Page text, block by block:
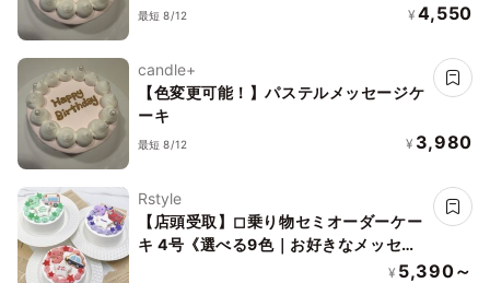
最短 8/12 ¥ 4,550
candle+
【色変更可能！】パステルメッセージケ
ーキ
最短 8/12 ¥ 3,980
Rstyle
【店頭受取】◻︎乗り物セミオーダーケー
キ 4号《選べる9色｜お好きなメッセー
¥ 5,390～